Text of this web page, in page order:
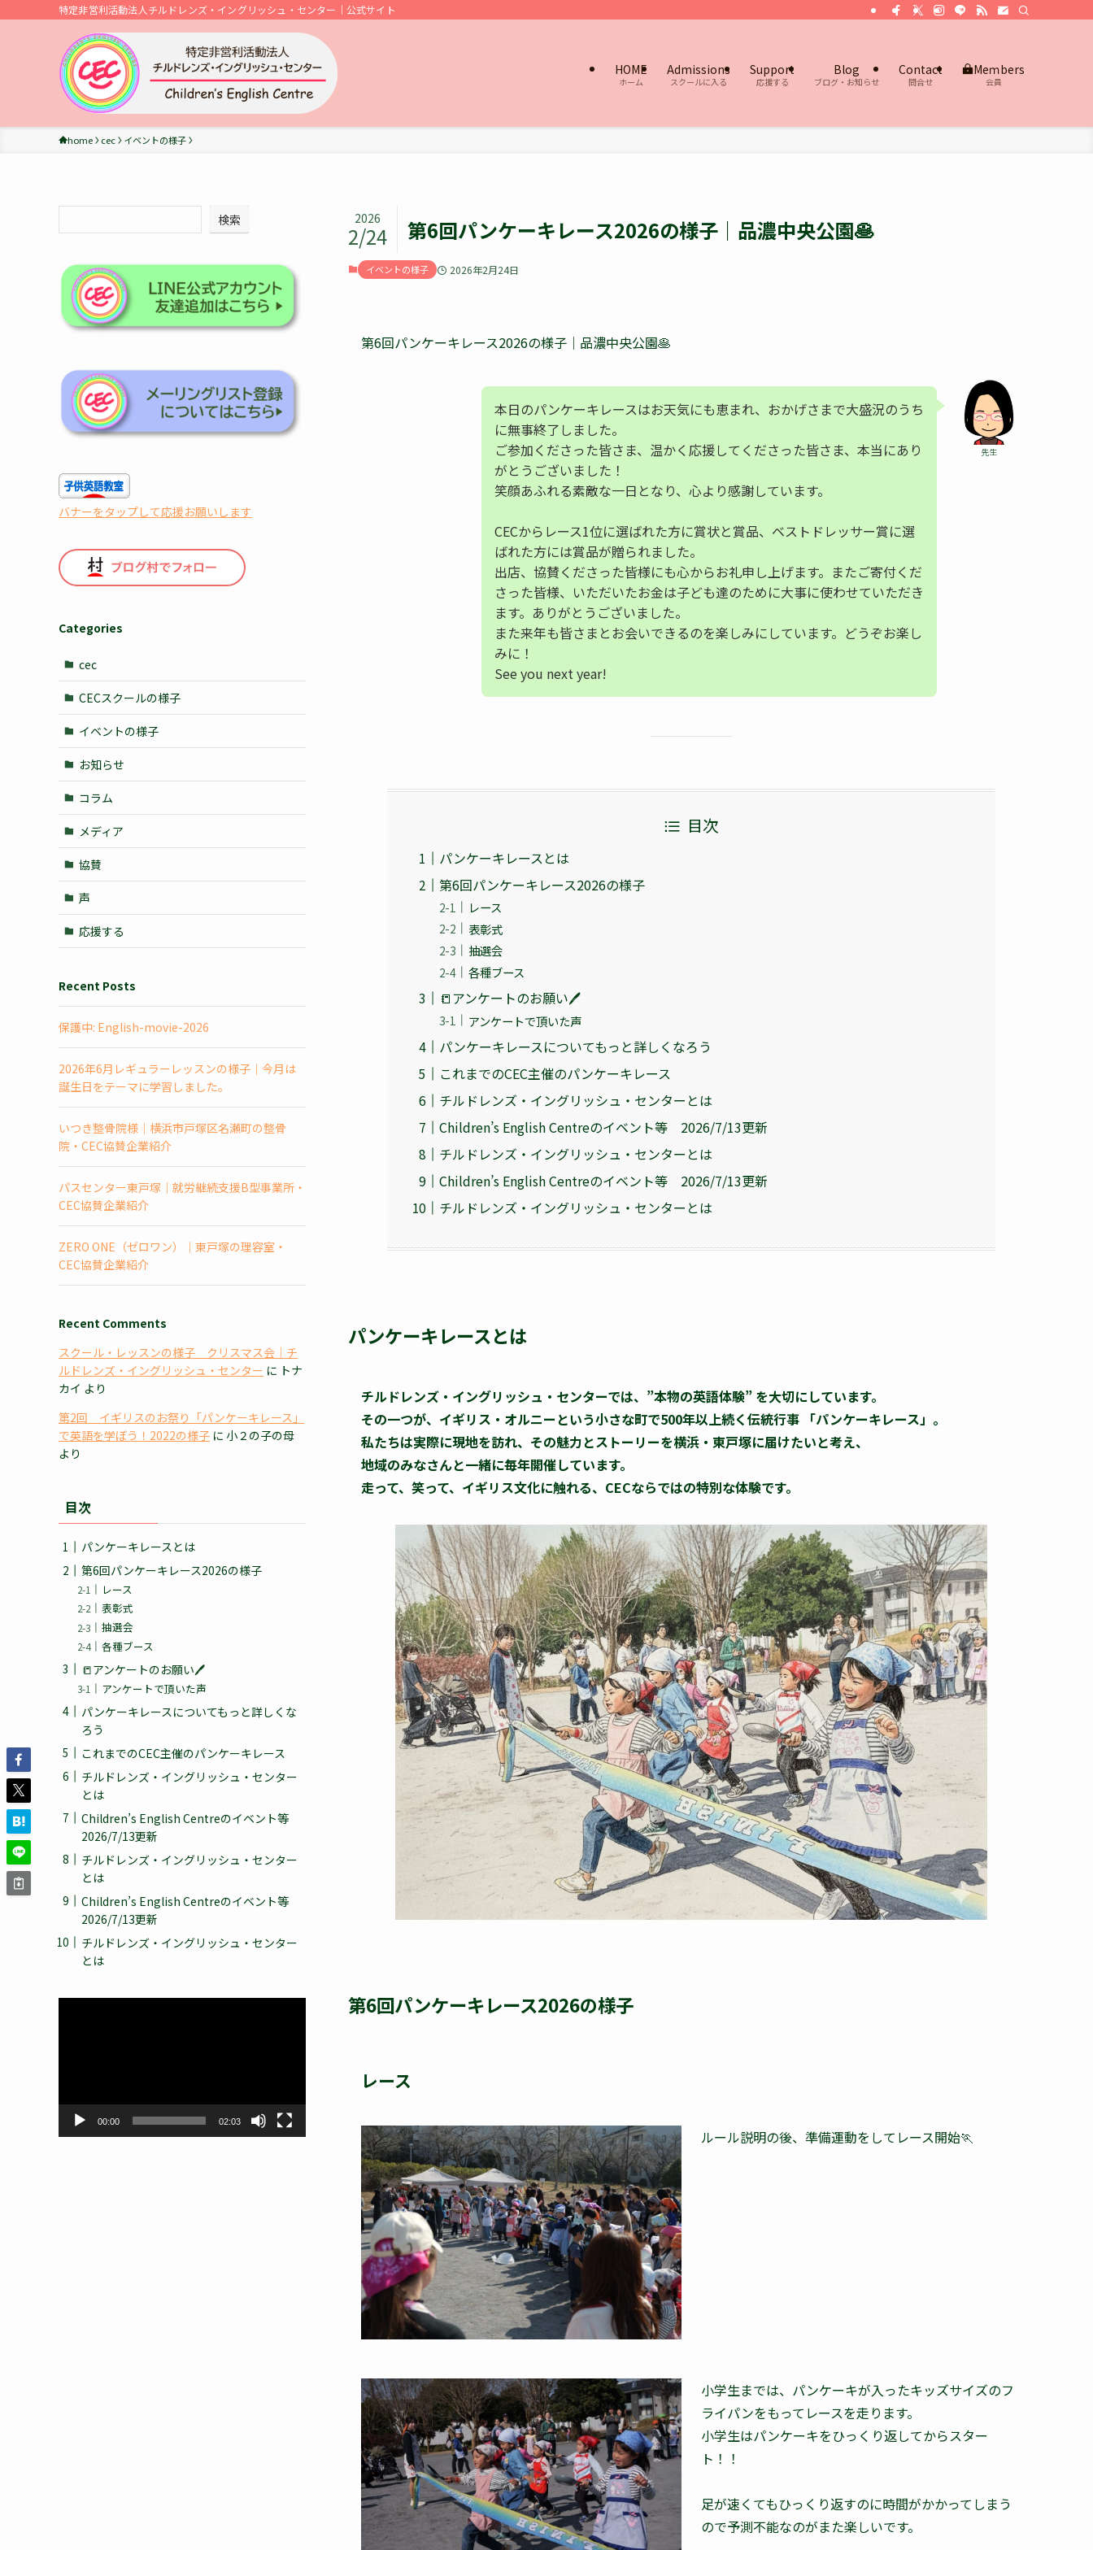
特定非営利活動法人チルドレンズ・イングリッシュ・センター｜公式サイト
HOME
ホーム
Admissions
スクールに入る
Support
応援する
Blog
ブログ・お知らせ
Contact
問合せ
Meｍbers
会員
home cec イベントの様子
第6回パンケーキレース2026の様子｜品濃中央公園🥞
2026
2/24
イベントの様子 2026年2月24日
第6回パンケーキレース2026の様子｜品濃中央公園🥞
先生
本日のパンケーキレースはお天気にも恵まれ、おかげさまで大盛況のうち
に無事終了しました。
ご参加くださった皆さま、温かく応援してくださった皆さま、本当にあり
がとうございました！
笑顔あふれる素敵な一日となり、心より感謝しています。
CECからレース1位に選ばれた方に賞状と賞品、ベストドレッサー賞に選
ばれた方には賞品が贈られました。
出店、協賛くださった皆様にも心からお礼申し上げます。またご寄付くだ
さった皆様、いただいたお金は子ども達のために大事に使わせていただき
ます。ありがとうございました。
また来年も皆さまとお会いできるのを楽しみにしています。どうぞお楽し
みに！
See you next year!
目次
パンケーキレースとは
第6回パンケーキレース2026の様子
レース
表彰式
抽選会
各種ブース
📒アンケートのお願い🖊
アンケートで頂いた声
パンケーキレースについてもっと詳しくなろう
これまでのCEC主催のパンケーキレース
チルドレンズ・イングリッシュ・センターとは
Children’s English Centreのイベント等 2026/7/13更新
チルドレンズ・イングリッシュ・センターとは
Children’s English Centreのイベント等 2026/7/13更新
チルドレンズ・イングリッシュ・センターとは
パンケーキレースとは
チルドレンズ・イングリッシュ・センターでは、”本物の英語体験” を大切にしています。
その一つが、イギリス・オルニーという小さな町で500年以上続く伝統行事 「パンケーキレース」。
私たちは実際に現地を訪れ、その魅力とストーリーを横浜・東戸塚に届けたいと考え、
地域のみなさんと一緒に毎年開催しています。
走って、笑って、イギリス文化に触れる、CECならではの特別な体験です。
第6回パンケーキレース2026の様子
レース
ルール説明の後、準備運動をしてレース開始🏃
小学生までは、パンケーキが入ったキッズサイズのフ
ライパンをもってレースを走ります。
小学生はパンケーキをひっくり返してからスター
ト！！
足が速くてもひっくり返すのに時間がかかってしまう
ので予測不能なのがまた楽しいです。
検索
バナーをタップして応援お願いします
Categories
cec
CECスクールの様子
イベントの様子
お知らせ
コラム
メディア
協賛
声
応援する
Recent Posts
保護中: English-movie-2026
2026年6月レギュラーレッスンの様子｜今月は
誕生日をテーマに学習しました。
いつき整骨院様｜横浜市戸塚区名瀬町の整骨
院・CEC協賛企業紹介
パスセンター東戸塚｜就労継続支援B型事業所・
CEC協賛企業紹介
ZERO ONE（ゼロワン）｜東戸塚の理容室・
CEC協賛企業紹介
Recent Comments
スクール・レッスンの様子 クリスマス会｜チ
ルドレンズ・イングリッシュ・センター に トナ
カイ より
第2回 イギリスのお祭り「パンケーキレース」
で英語を学ぼう！2022の様子 に 小２の子の母
より
目次
パンケーキレースとは
第6回パンケーキレース2026の様子
レース
表彰式
抽選会
各種ブース
📒アンケートのお願い🖊
アンケートで頂いた声
パンケーキレースについてもっと詳しくな
ろう
これまでのCEC主催のパンケーキレース
チルドレンズ・イングリッシュ・センター
とは
Children’s English Centreのイベント等
2026/7/13更新
チルドレンズ・イングリッシュ・センター
とは
Children’s English Centreのイベント等
2026/7/13更新
チルドレンズ・イングリッシュ・センター
とは
00:00 02:03